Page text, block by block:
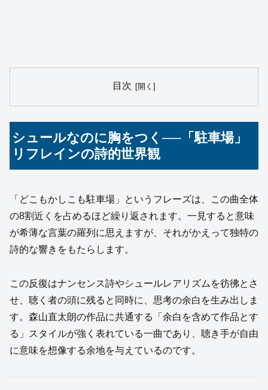
目次
シュールなのに胸をつく──「駐車場」
リフレインの詩的世界観
「どこもかしこも駐車場」というフレーズは、この曲全体
の8割近くを占めるほど繰り返されます。一見すると意味
が希薄な言葉の羅列に思えますが、それがかえって独特の
詩的な響きをもたらします。
この反復はナンセンス詩やシュールレアリズムを彷彿とさ
せ、聴く者の頭に残ると同時に、思考の余白を生み出しま
す。森山直太朗の作品に共通する「余白を含めて作品とす
る」スタイルが強く表れている一曲であり、聴き手が自由
に意味を想像する余地を与えているのです。